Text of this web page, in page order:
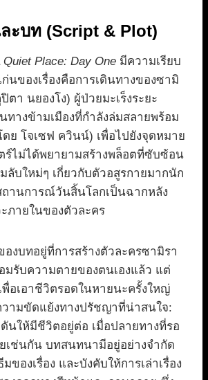
ละบท (Script & Plot)
Quiet Place: Day One มีความเรียบ
นของเรื่องคือการเดินทางของซามิ
ตา นยองโง) ผู้ป่วยมะเร็งระยะ
ทางข้ามเมืองที่กำลังล่มสลายพร้อม
ดย โจเซฟ ควินน์) เพื่อไปยังจุดหมาย
ไม่ได้พยายามสร้างพล็อตที่ซับซ้อน
ลับใหม่ๆ เกี่ยวกับตัวอสูรกายมากนัก
ถานการณ์วันสิ้นโลกเป็นฉากหลัง
ภายในของตัวละคร
งบทอยู่ที่การสร้างตัวละครซามิรา
มรับความตายของตนเองแล้ว แต่
พื่อเอาชีวิตรอดในหายนะครั้งใหญ่
วามขัดแย้งทางปรัชญาที่น่าสนใจ:
นให้มีชีวิตอยู่ต่อ เมื่อปลายทางที่รอ
เช่นกัน บทสนทนามีอยู่อย่างจำกัด
ของเรื่อง และบังคับให้การเล่าเรื่อง